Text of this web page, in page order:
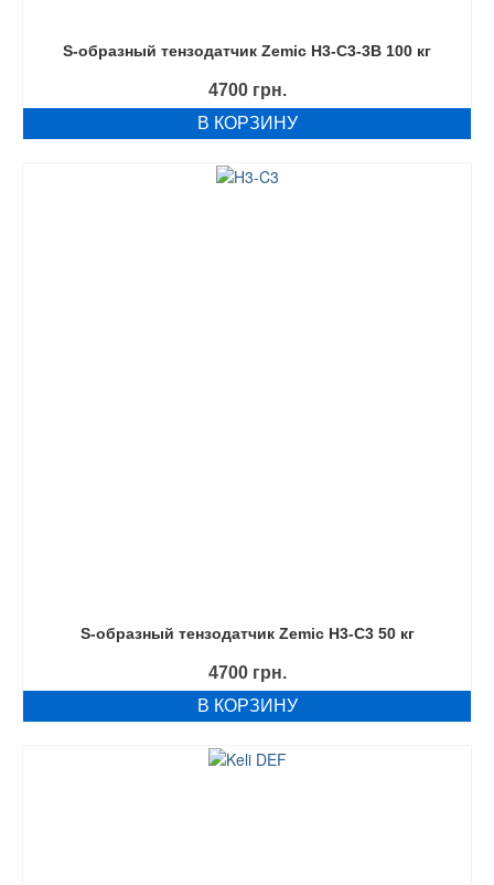
S-образный тензодатчик Zemic H3-C3-3B 100 кг
4700 грн.
В КОРЗИНУ
S-образный тензодатчик Zemic H3-C3 50 кг
4700 грн.
В КОРЗИНУ